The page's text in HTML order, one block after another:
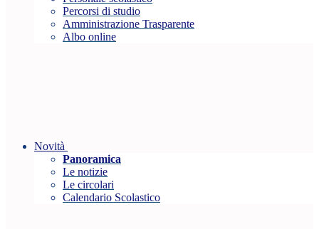
Percorsi di studio
Amministrazione Trasparente
Albo online
Novità
Panoramica
Le notizie
Le circolari
Calendario Scolastico